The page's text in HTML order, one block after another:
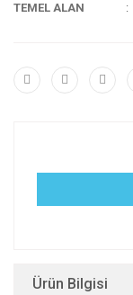
TEMEL ALAN
Ürün Bilgisi